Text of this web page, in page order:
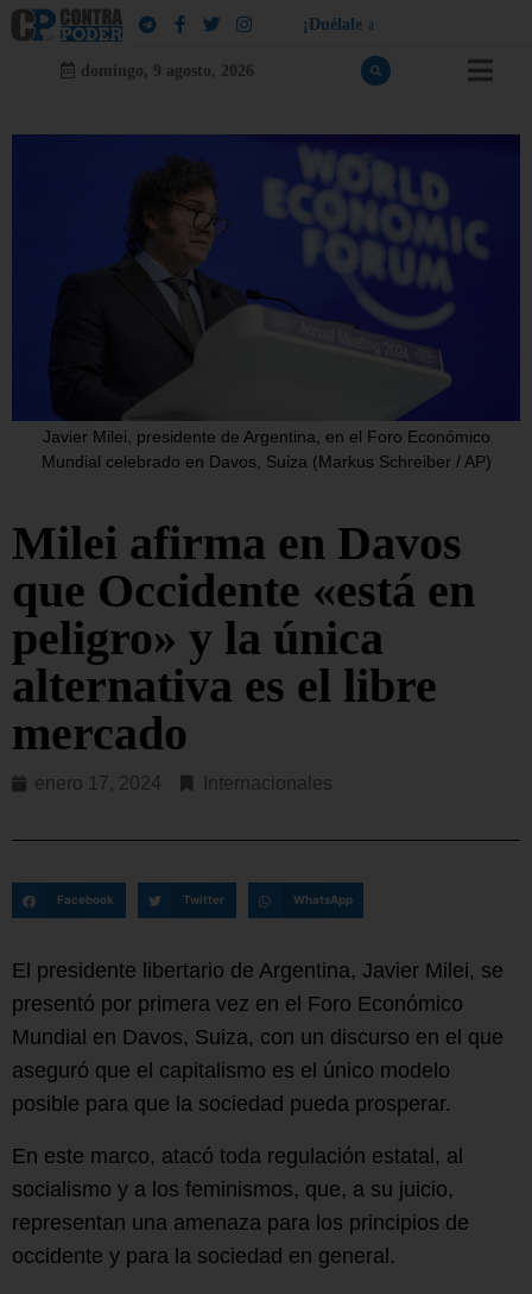
¡ Dué a e a
domingo, 9 agosto, 2026
Javier Milei, presidente de Argentina, en el Foro Económico
Mundial celebrado en Davos, Suiza (Markus Schreiber / AP)
Milei afirma en Davos
que Occidente «está en
peligro» y la única
alternativa es el libre
mercado
enero 17, 2024 Internacionales
Facebook Twitter WhatsApp
El presidente libertario de Argentina, Javier Milei, se
presentó por primera vez en el Foro Económico
Mundial en Davos, Suiza, con un discurso en el que
aseguró que el capitalismo es el único modelo
posible para que la sociedad pueda prosperar.
En este marco, atacó toda regulación estatal, al
socialismo y a los feminismos, que, a su juicio,
representan una amenaza para los principios de
occidente y para la sociedad en general.